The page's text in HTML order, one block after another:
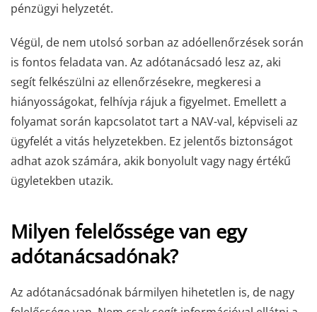
pénzügyi helyzetét.
Végül, de nem utolsó sorban az adóellenőrzések során
is fontos feladata van. Az adótanácsadó lesz az, aki
segít felkészülni az ellenőrzésekre, megkeresi a
hiányosságokat, felhívja rájuk a figyelmet. Emellett a
folyamat során kapcsolatot tart a NAV-val, képviseli az
ügyfelét a vitás helyzetekben. Ez jelentős biztonságot
adhat azok számára, akik bonyolult vagy nagy értékű
ügyletekben utazik.
Milyen felelőssége van egy
adótanácsadónak?
Az adótanácsadónak bármilyen hihetetlen is, de nagy